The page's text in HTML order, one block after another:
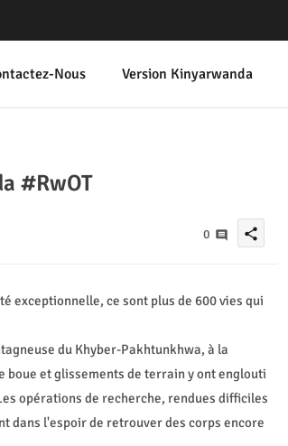
Nous Version Kinyarwanda
#RwOT
0 share
exceptionnelle, ce sont plus de 600 vies qui
du Khyber-Pakhtunkhwa, à la
et glissements de terrain y ont englouti
opérations de recherche, rendues difficiles
dans l'espoir de retrouver des corps encore